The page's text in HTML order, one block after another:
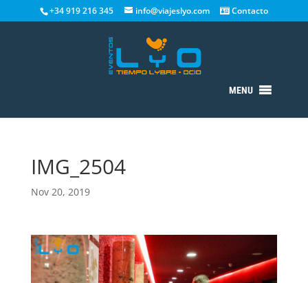
+34 919 216 345 info@viajeslyo.com Contacto
MENU
IMG_2504
Nov 20, 2019